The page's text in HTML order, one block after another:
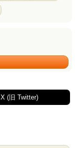
X (旧 Twitter)